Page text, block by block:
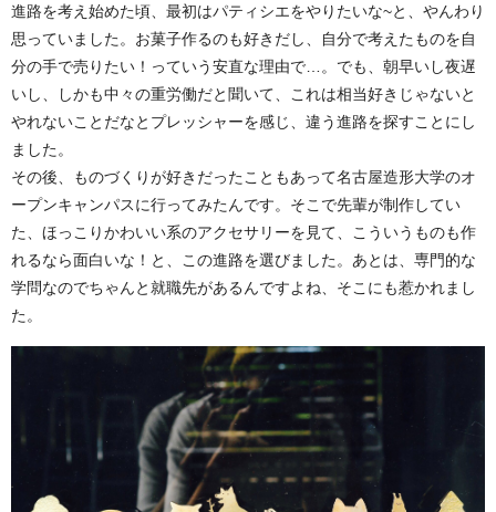
進路を考え始めた頃、最初はパティシエをやりたいな~と、やんわり
思っていました。お菓子作るのも好きだし、自分で考えたものを自
分の手で売りたい！っていう安直な理由で…。でも、朝早いし夜遅
いし、しかも中々の重労働だと聞いて、これは相当好きじゃないと
やれないことだなとプレッシャーを感じ、違う進路を探すことにし
ました。
その後、ものづくりが好きだったこともあって名古屋造形大学のオ
ープンキャンパスに行ってみたんです。そこで先輩が制作してい
た、ほっこりかわいい系のアクセサリーを見て、こういうものも作
れるなら面白いな！と、この進路を選びました。あとは、専門的な
学問なのでちゃんと就職先があるんですよね、そこにも惹かれまし
た。